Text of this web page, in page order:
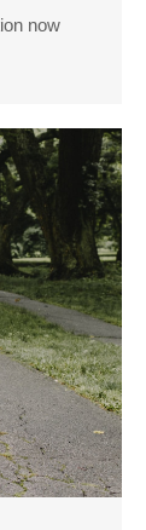
now